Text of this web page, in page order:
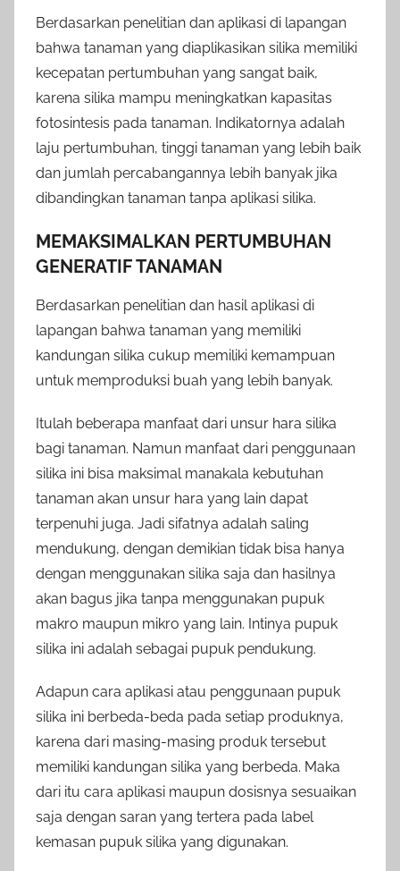
Berdasarkan penelitian dan aplikasi di lapangan
bahwa tanaman yang diaplikasikan silika memiliki
kecepatan pertumbuhan yang sangat baik,
karena silika mampu meningkatkan kapasitas
fotosintesis pada tanaman. Indikatornya adalah
laju pertumbuhan, tinggi tanaman yang lebih baik
dan jumlah percabangannya lebih banyak jika
dibandingkan tanaman tanpa aplikasi silika.
MEMAKSIMALKAN PERTUMBUHAN
GENERATIF TANAMAN
Berdasarkan penelitian dan hasil aplikasi di
lapangan bahwa tanaman yang memiliki
kandungan silika cukup memiliki kemampuan
untuk memproduksi buah yang lebih banyak.
Itulah beberapa manfaat dari unsur hara silika
bagi tanaman. Namun manfaat dari penggunaan
silika ini bisa maksimal manakala kebutuhan
tanaman akan unsur hara yang lain dapat
terpenuhi juga. Jadi sifatnya adalah saling
mendukung, dengan demikian tidak bisa hanya
dengan menggunakan silika saja dan hasilnya
akan bagus jika tanpa menggunakan pupuk
makro maupun mikro yang lain. Intinya pupuk
silika ini adalah sebagai pupuk pendukung.
Adapun cara aplikasi atau penggunaan pupuk
silika ini berbeda-beda pada setiap produknya,
karena dari masing-masing produk tersebut
memiliki kandungan silika yang berbeda. Maka
dari itu cara aplikasi maupun dosisnya sesuaikan
saja dengan saran yang tertera pada label
kemasan pupuk silika yang digunakan.